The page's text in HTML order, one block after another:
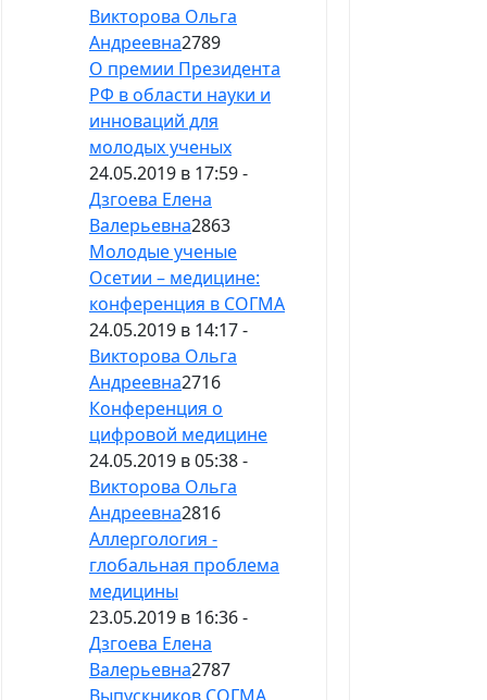
Викторова Ольга
Андреевна2789
О премии Президента
РФ в области науки и
инноваций для
молодых ученых
24.05.2019 в 17:59 -
Дзгоева Елена
Валерьевна2863
Молодые ученые
Осетии – медицине:
конференция в СОГМА
24.05.2019 в 14:17 -
Викторова Ольга
Андреевна2716
Конференция о
цифровой медицине
24.05.2019 в 05:38 -
Викторова Ольга
Андреевна2816
Аллергология -
глобальная проблема
медицины
23.05.2019 в 16:36 -
Дзгоева Елена
Валерьевна2787